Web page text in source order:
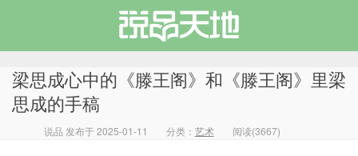
梁思成心中的《滕王阁》和《滕王阁》里梁
思成的手稿
说品 发布于 2025-01-11 分类： 艺术 阅读(3667)